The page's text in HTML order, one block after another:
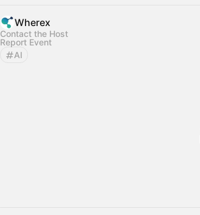
Wherex
Contact the Host
Report Event
AI